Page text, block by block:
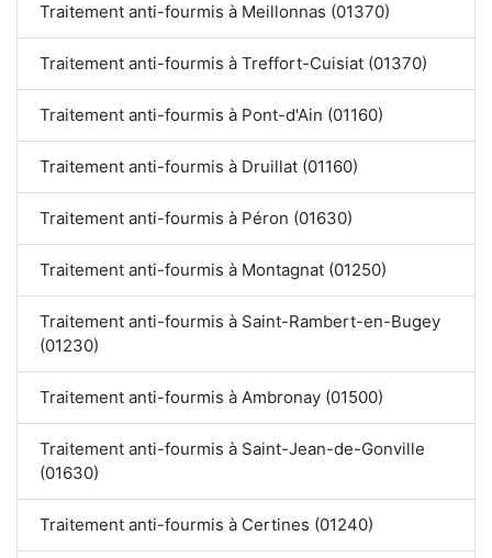
Traitement anti-fourmis à Meillonnas (01370)
Traitement anti-fourmis à Treffort-Cuisiat (01370)
Traitement anti-fourmis à Pont-d'Ain (01160)
Traitement anti-fourmis à Druillat (01160)
Traitement anti-fourmis à Péron (01630)
Traitement anti-fourmis à Montagnat (01250)
Traitement anti-fourmis à Saint-Rambert-en-Bugey
(01230)
Traitement anti-fourmis à Ambronay (01500)
Traitement anti-fourmis à Saint-Jean-de-Gonville
(01630)
Traitement anti-fourmis à Certines (01240)